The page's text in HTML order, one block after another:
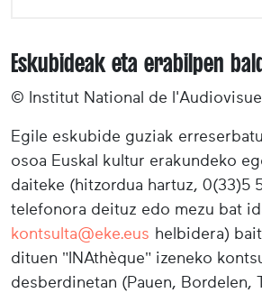
Eskubideak eta erabilpen
© Institut National de
Egile eskubide guziak
osoa Euskal kultur erakundeko
daiteke (hitzordua hartuz, 0(33)5
telefonora deituz edo mezu bat
kontsulta@eke.eus helbidera)
dituen "INAthèque" izeneko
desberdinetan (Pauen, Bordelen,